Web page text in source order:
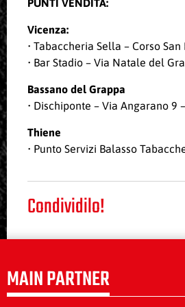
PUNTI VENDITA:
Vicenza:
• Tabaccheria Sella – Corso
• Bar Stadio – Via Natale del
Bassano del Grappa
• Dischiponte – Via Angarano 9
Thiene
• Punto Servizi Balasso
Condividilo!
MAIN PARTNER